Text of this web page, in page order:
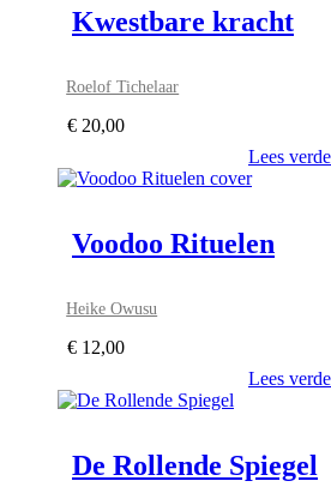
Kwestbare kracht
Roelof Tichelaar
€ 20,00
Lees
Voodoo Rituelen
Heike Owusu
€ 12,00
Lees
De Rollende Spiegel